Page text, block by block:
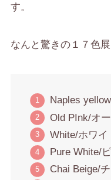
す。
なんと驚きの１７色展
Naples
Old PInk/オ
White/ホワ
Pure White/
Chai Beige/